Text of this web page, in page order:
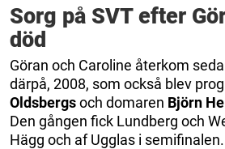
Sorg på SVT efter
död
Göran och Caroline återkom
därpå, 2008, som också blev
Oldsbergsoch domaren Björn
Den gången fick Lundberg och
Hägg och af Ugglas i semifinalen.